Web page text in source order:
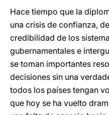
Hace tiempo que la
una crisis de confianza,
credibilidad de los
gubernamentales e
se toman importantes
decisiones sin una
todos los países tengan
que hoy se ha vuelto